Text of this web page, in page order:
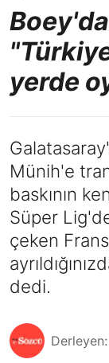
yerde
Münih'e
baskının
Süper
çeken
dedi.